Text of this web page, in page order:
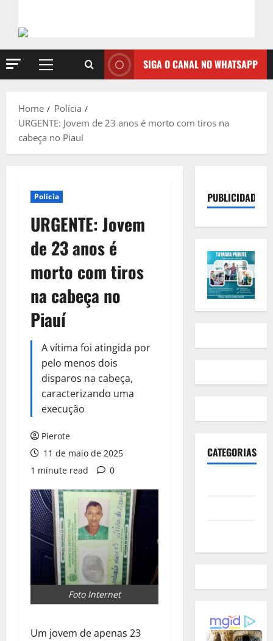
Primary
SIGA O CANAL NO WHATSAPP
Home
Polícia
URGENTE: Jovem de 23 anos é morto com tiros na
cabeça no Piauí
Polícia
URGENTE: Jovem
de 23 anos é
morto com tiros
na cabeça no
Piauí
A vítima foi atingida por
pelo menos dois
disparos na cabeça,
caracterizando uma
execução
Pierote
11 de maio de 2025
1 minute read
0
Foto Internet
Um jovem de apenas 23
PUBLICIDADE
CATEGORIAS